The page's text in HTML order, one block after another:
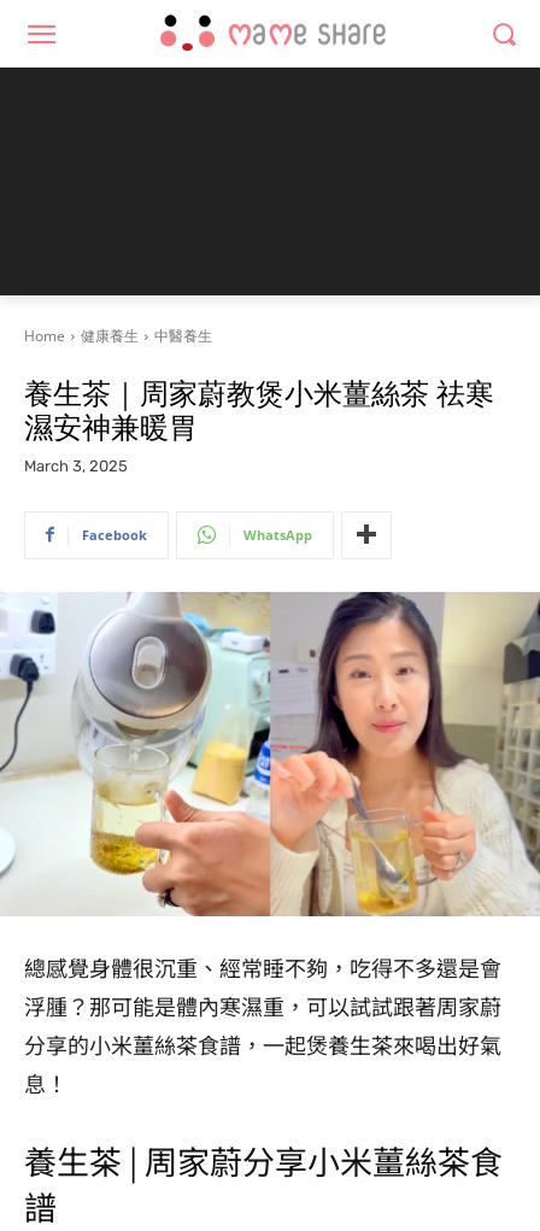
Home 健康養生 中醫養生
養生茶｜周家蔚教煲小米薑絲茶 祛寒
濕安神兼暖胃
March 3, 2025
Facebook WhatsApp
總感覺身體很沉重、經常睡不夠，吃得不多還是會
浮腫？那可能是體內寒濕重，可以試試跟著周家蔚
分享的小米薑絲茶食譜，一起煲養生茶來喝出好氣
息！
養生茶 | 周家蔚分享小米薑絲茶食
譜